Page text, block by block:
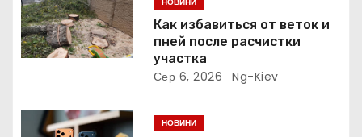
а
п
с
Как избавиться от веток и
пней после расчистки
участка
Сер 6, 2026 Ng-Kiev
НОВИНИ